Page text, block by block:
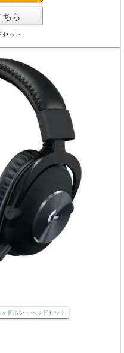
ちら
セット
ドホン・ヘッドセット